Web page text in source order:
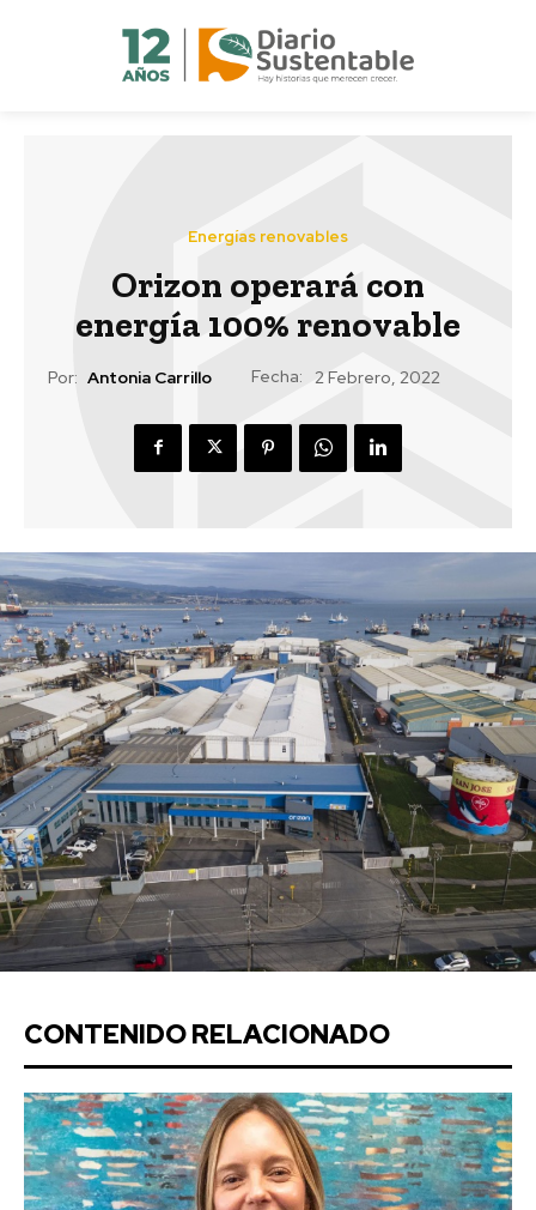
Energías renovables
Orizon operará con
energía 100% renovable
Por: Antonia Carrillo Fecha: 2 Febrero, 2022
CONTENIDO RELACIONADO